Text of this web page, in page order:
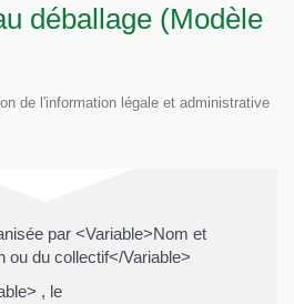
déballage (Modèle
de l'information légale et administrative
par <Variable>Nom et
ou du collectif</Variable>
, le